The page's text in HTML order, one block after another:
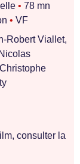
• 78 mn
• VF
Robert Viallet,
Christophe
consulter la